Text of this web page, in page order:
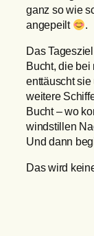
ganz so wie
angepeilt
.
Das
Bucht, die bei
enttäuscht
weitere
Bucht – wo
windstillen
Und dann
Das wird